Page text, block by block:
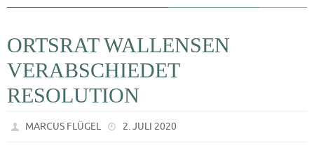
ORTSRAT WALLENSEN
VERABSCHIEDET
RESOLUTION
MARCUS FLÜGEL 2. JULI 2020